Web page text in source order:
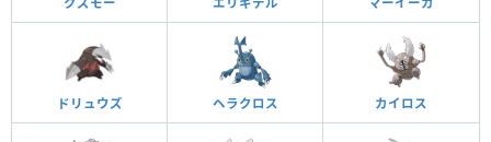
ドリュウズ ヘラクロス カイロス